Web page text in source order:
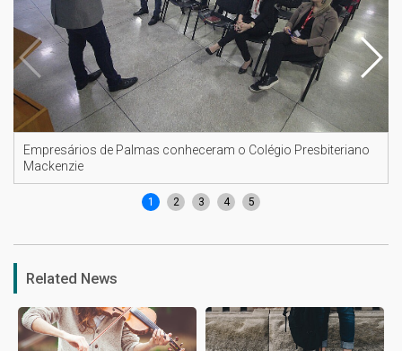
Empresários de Palmas conheceram o Colégio Presbiteriano
Mackenzie
1 2 3 4 5
Related News